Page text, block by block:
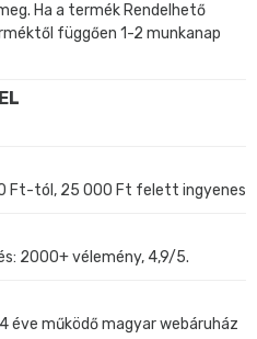
Ha a termék Rendelhető
függően 1-2 munkanap
Ft-tól, 25 000 Ft felett ingyenes
2000+ vélemény, 4,9/5.
éve működő magyar webáruház